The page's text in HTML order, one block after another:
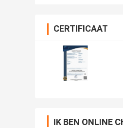
CERTIFICAAT
IK BEN ONLINE